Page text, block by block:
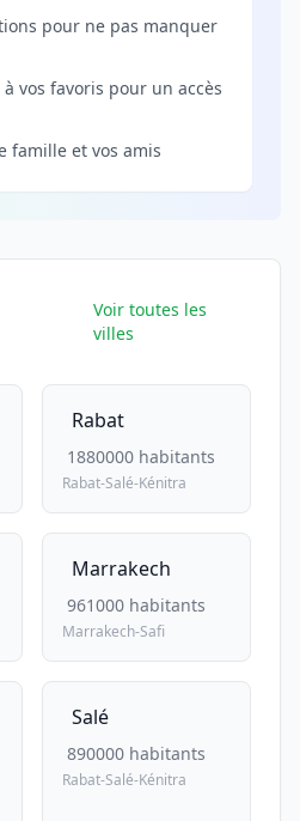
pour ne pas manquer
vos favoris pour un accès
famille et vos amis
Voir toutes les
villes
Rabat
1880000 habitants
Rabat-Salé-Kénitra
Marrakech
961000 habitants
Marrakech-Safi
Salé
890000 habitants
Rabat-Salé-Kénitra